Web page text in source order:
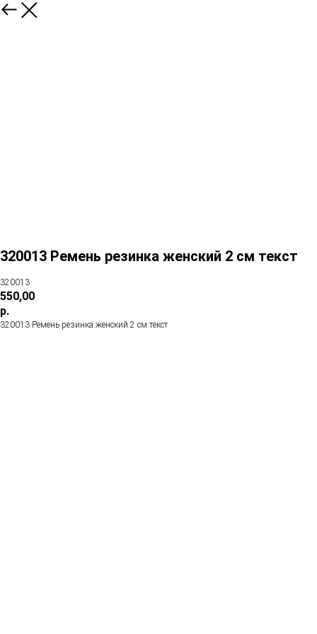
320013 Ремень резинка женский 2 см текст
320013
550,00
р.
320013 Ремень резинка женский 2 см текст